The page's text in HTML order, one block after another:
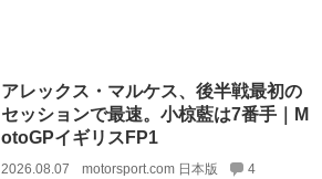
アレックス・マルケス、後半戦最初の
セッションで最速。小椋藍は7番手｜M
otoGPイギリスFP1
2026.08.07 motorsport.com 日本版 4